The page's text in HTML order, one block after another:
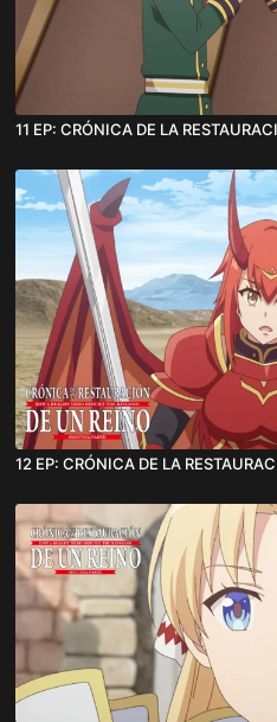
11 EP: CRÓNICA DE LA
12 EP: CRÓNICA DE LA